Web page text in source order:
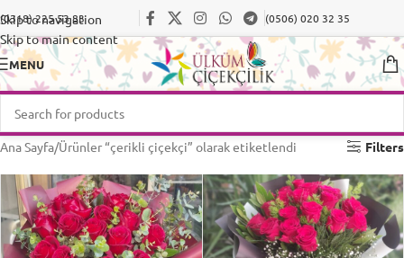
Skip to navigation
Skip to main content
(0318) 225 53 83 (0506) 020 32 35
MENU
Ana Sayfa Ürünler “çerikli çiçekçi” olarak etiketlendi Filters